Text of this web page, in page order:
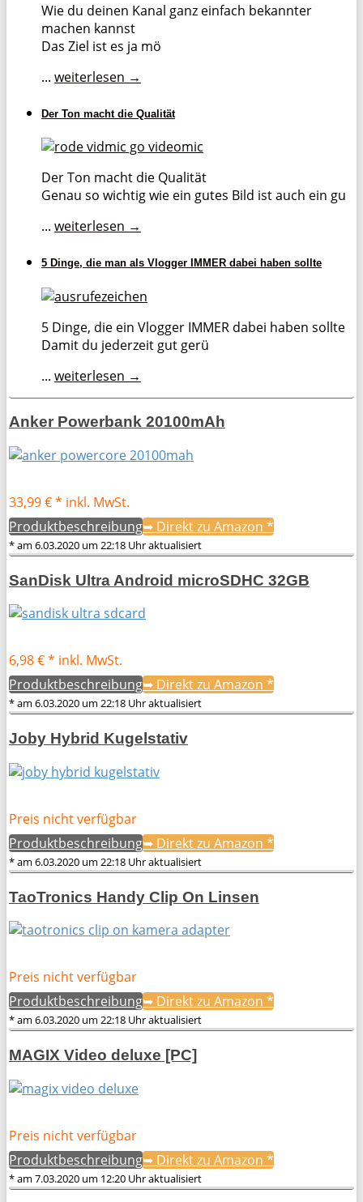
Wie du deinen Kanal ganz einfach bekannter
machen kannst
Das Ziel ist es ja mö
... weiterlesen →
Der Ton macht die Qualität
Der Ton macht die Qualität
Genau so wichtig wie ein gutes Bild ist auch ein gu
... weiterlesen →
5 Dinge, die man als Vlogger IMMER dabei haben sollte
5 Dinge, die ein Vlogger IMMER dabei haben sollte
Damit du jederzeit gut gerü
... weiterlesen →
Anker Powerbank 20100mAh
33,99 € * inkl. MwSt.
Produktbeschreibung➥ Direkt zu Amazon *
* am 6.03.2020 um 22:18 Uhr aktualisiert
SanDisk Ultra Android microSDHC 32GB
6,98 € * inkl. MwSt.
Produktbeschreibung➥ Direkt zu Amazon *
* am 6.03.2020 um 22:18 Uhr aktualisiert
Joby Hybrid Kugelstativ
Preis nicht verfügbar
Produktbeschreibung➥ Direkt zu Amazon *
* am 6.03.2020 um 22:18 Uhr aktualisiert
TaoTronics Handy Clip On Linsen
Preis nicht verfügbar
Produktbeschreibung➥ Direkt zu Amazon *
* am 6.03.2020 um 22:18 Uhr aktualisiert
MAGIX Video deluxe [PC]
Preis nicht verfügbar
Produktbeschreibung➥ Direkt zu Amazon *
* am 7.03.2020 um 12:20 Uhr aktualisiert